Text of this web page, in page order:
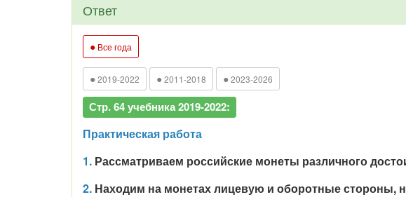
Ответ
● Все года
● 2019-2022 ● 2011-2018 ● 2023-2026
Стр. 64 учебника 2019-2022:
Практическая работа
1. Рассматриваем российские монеты различного
2. Находим на монетах лицевую и оборотные стороны,